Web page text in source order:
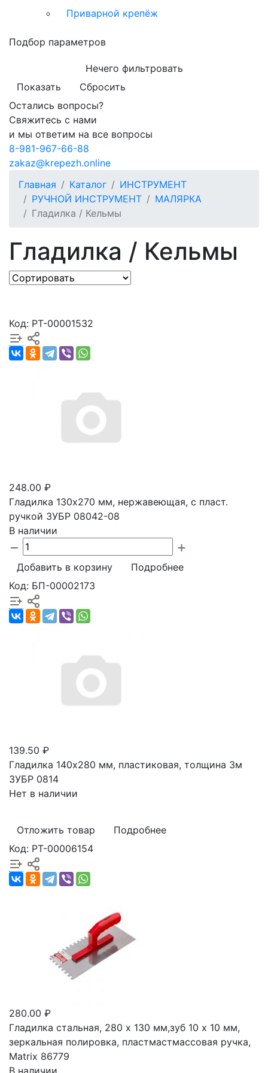
Приварной крепёж
Подбор параметров
Нечего фильтровать
Показать
Сбросить
Остались вопросы?
Свяжитесь с нами
и мы ответим на все вопросы
8-981-967-66-88
zakaz@krepezh.online
Главная
Каталог
ИНСТРУМЕНТ
РУЧНОЙ ИНСТРУМЕНТ
МАЛЯРКА
Гладилка / Кельмы
Гладилка / Кельмы
Код: РТ-00001532
248.00 ₽
Гладилка 130х270 мм, нержавеющая, с пласт.
ручкой ЗУБР 08042-08
В наличии
Добавить в корзину
Подробнее
Код: БП-00002173
139.50 ₽
Гладилка 140х280 мм, пластиковая, толщина 3м
ЗУБР 0814
Нет в наличии
Отложить товар
Подробнее
Код: РТ-00006154
280.00 ₽
Гладилка стальная, 280 x 130 мм,зуб 10 x 10 мм,
зеркальная полировка, пластмастмассовая ручка,
Matrix 86779
В наличии